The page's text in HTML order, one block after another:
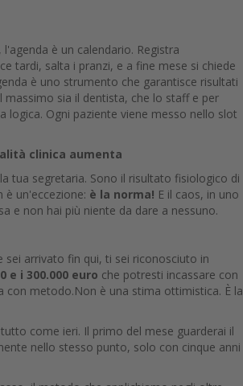
è un calendario. Registra
tardi, salta i pranzi, e a fine mese si chiede
è uno strumento che garantisce risultati
sia il dentista, che lo staff e per
logica. Ogni paziente viene messo nello slot
clinica aumenta
tua segretaria. Sono il risultato fisiologico di
un'eccezione: è la norma! E il caos, in uno
e non hai più niente da dare a nessuno.
arrivato fin qui, ti sei riconosciuto in
e i 300.000 euro che potresti incassare con
con metodo.Non è una stima ottimistica. È la
come ieri. Il primo del mese guarderai il
nello stesso punto, solo con cinque anni